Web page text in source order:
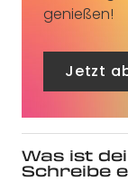
genießen!
Jetzt
Was ist
Schreibe